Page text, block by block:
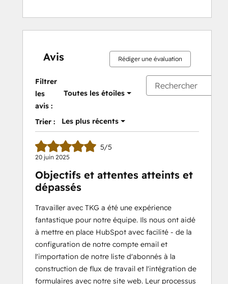
Avis Rédiger une évaluation
Filtrer
les
avis :
Toutes les étoiles
Trier : Les plus récents
5/5
20 juin 2025
Objectifs et attentes atteints et
dépassés
Travailler avec TKG a été une expérience
fantastique pour notre équipe. Ils nous ont aidé
à mettre en place HubSpot avec facilité - de la
configuration de notre compte email et
l'importation de notre liste d'abonnés à la
construction de flux de travail et l'intégration de
formulaires avec notre site web. Leur processus